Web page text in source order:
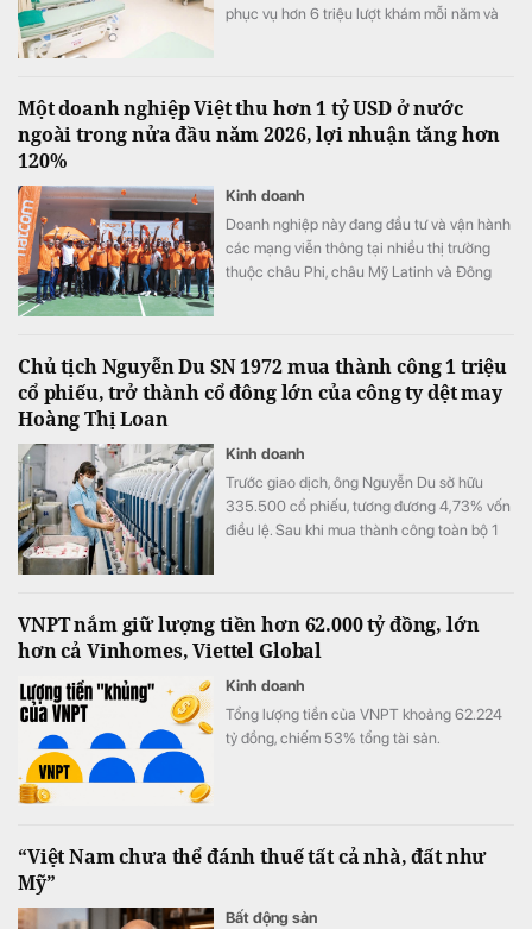
phục vụ hơn 6 triệu lượt khám mỗi năm và
Một doanh nghiệp Việt thu hơn 1 tỷ USD ở nước
ngoài trong nửa đầu năm 2026, lợi nhuận tăng hơn
120%
Kinh doanh
Doanh nghiệp này đang đầu tư và vận hành
các mạng viễn thông tại nhiều thị trường
thuộc châu Phi, châu Mỹ Latinh và Đông
Chủ tịch Nguyễn Du SN 1972 mua thành công 1 triệu
cổ phiếu, trở thành cổ đông lớn của công ty dệt may
Hoàng Thị Loan
Kinh doanh
Trước giao dịch, ông Nguyễn Du sở hữu
335.500 cổ phiếu, tương đương 4,73% vốn
điều lệ. Sau khi mua thành công toàn bộ 1
VNPT nắm giữ lượng tiền hơn 62.000 tỷ đồng, lớn
hơn cả Vinhomes, Viettel Global
Kinh doanh
Tổng lượng tiền của VNPT khoảng 62.224
tỷ đồng, chiếm 53% tổng tài sản.
“Việt Nam chưa thể đánh thuế tất cả nhà, đất như
Mỹ”
Bất động sản